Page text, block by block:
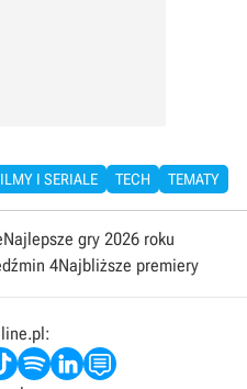
I SERIALE TECH TEMATY
Najlepsze gry 2026 roku
4Najbliższe premiery